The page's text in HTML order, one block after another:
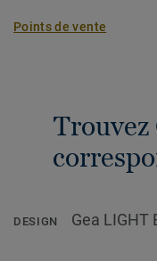
Points de vente
Trouvez
DESIGN Gea LIGHT